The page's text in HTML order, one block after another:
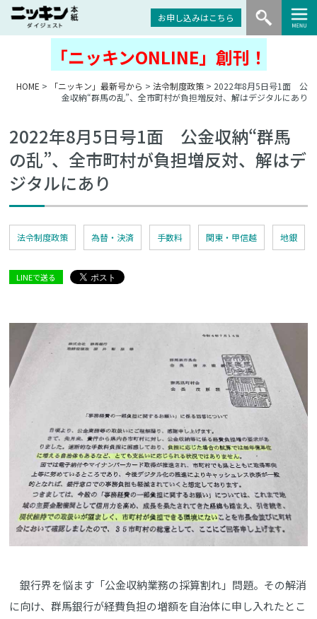
お申し込みはこちら
「ニッキンONLINE」創刊！
HOME > 「ニッキン」最新号から > 法令制度政策> 2022年8月5日号1面 公
金収納“群馬の乱”、全市町村が負担増反対、解はデジタルにあり
2022年8月5日号1面 公金収納“群馬
の乱”、全市町村が負担増反対、解はデ
ジタルにあり
法令制度政策 為替・決済 手数料 関東・甲信越 地銀
LINEで送る
銀行界を悩ます「公金収納業務の採算割れ」問題。その解消
に向け、群馬銀行が経費負担の増額を自治体に申し入れたとこ